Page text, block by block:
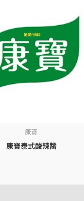
康寶
康寶泰式酸辣醬